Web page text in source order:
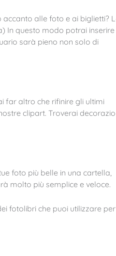
alle foto e ai biglietti?
In questo modo potrai inserire
sarà pieno non solo di
far altro che rifinire gli ultimi
clipart. Troverai
foto più belle in una cartella,
molto più semplice e veloce.
fotolibri che puoi utilizzare